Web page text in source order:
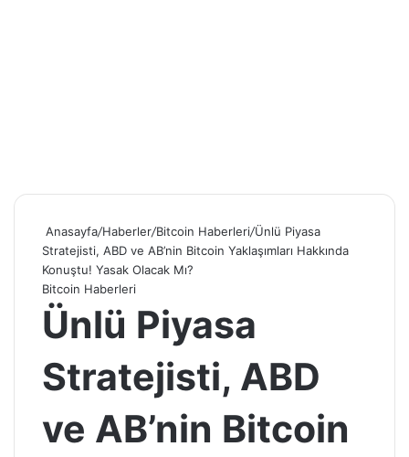
Anasayfa/Haberler/Bitcoin Haberleri/Ünlü Piyasa
Stratejisti, ABD ve AB’nin Bitcoin Yaklaşımları Hakkında
Konuştu! Yasak Olacak Mı?
Bitcoin Haberleri
Ünlü Piyasa
Stratejisti, ABD
ve AB’nin Bitcoin